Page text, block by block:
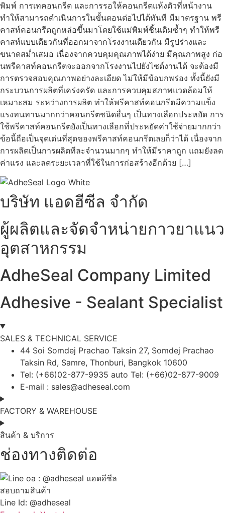
พิมพ์ การเทคอนกรีต และการรอให้คอนกรีตแห้งตัวที่หน้างาน
ทำให้สามารถดำเนินการในขั้นตอนต่อไปได้ทันที มีมาตรฐาน พรี
คาสท์คอนกรีตถูกหล่อขึ้นมาโดยใช้แม่พิมพ์ชิ้นเดิมซ้ำๆ ทำให้พรี
คาสท์แบบเดียวกันที่ออกมาจากโรงงานเดียวกัน มีรูปร่างและ
ขนาดสม่ำเสมอ เนื่องจากควบคุมคุณภาพได้ง่าย มีคุณภาพสูง ก่อ
นพรีคาสท์คอนกรีตจะออกจากโรงงานไปยังไซต์งานได้ จะต้องมี
การตรวจสอบคุณภาพอย่างละเอียด ไม่ให้มีข้อบกพร่อง ทั้งนี้ยังมี
กระบวนการผลิตที่เคร่งครัด และการควบคุมสภาพแวดล้อมให้
เหมาะสม ระหว่างการผลิต ทำให้พรีคาสท์คอนกรีตมีความแข็ง
แรงทนทานมากกว่าคอนกรีตชนิดอื่นๆ เป็นทางเลือกประหยัด การ
ใช้พรีคาสท์คอนกรีตยังเป็นทางเลือกที่ประหยัดค่าใช้จ่ายมากกว่า
ข้อนี้ถือเป็นจุดเด่นที่สุดของพรีคาสท์คอนกรีตเลยก็ว่าได้ เนื่องจาก
การผลิตเป็นการผลิตทีละจำนวนมากๆ ทำให้มีราคาถูก แถมยังลด
ค่าแรง และลดระยะเวลาที่ใช้ในการก่อสร้างอีกด้วย […]
บริษัท แอดฮีซีล จำกัด
ผู้ผลิตและจัดจำหน่ายกาวยาแนว
อุตสาหกรรม
AdheSeal Company Limited
Adhesive - Sealant Specialist
SALES & TECHNICAL SERVICE
44 Soi Somdej Prachao Taksin 27, Somdej Prachao
Taksin Rd, Samre, Thonburi, Bangkok 10600
Tel: (+66)02-877-9935 auto Tel: (+66)02-877-9009
E-mail : sales@adheseal.com
FACTORY & WAREHOUSE
สินค้า & บริการ
ช่องทางติดต่อ
สอบถามสินค้า
Line Id: @adheseal